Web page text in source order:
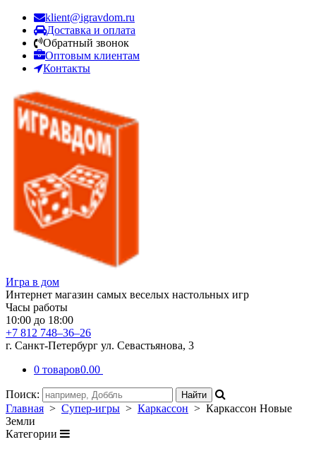
klient@igravdom.ru
Доставка и оплата
Обратный звонок
Оптовым клиентам
Контакты
Игра в дом
Интернет магазин самых веселых настольных игр
Часы работы
10:00 до 18:00
+7 812 748–36–26
г. Санкт-Петербург ул. Севастьянова, 3
0 товаров0.00
Поиск:
Главная > Супер-игры > Каркассон > Каркассон Новые
Земли
Категории